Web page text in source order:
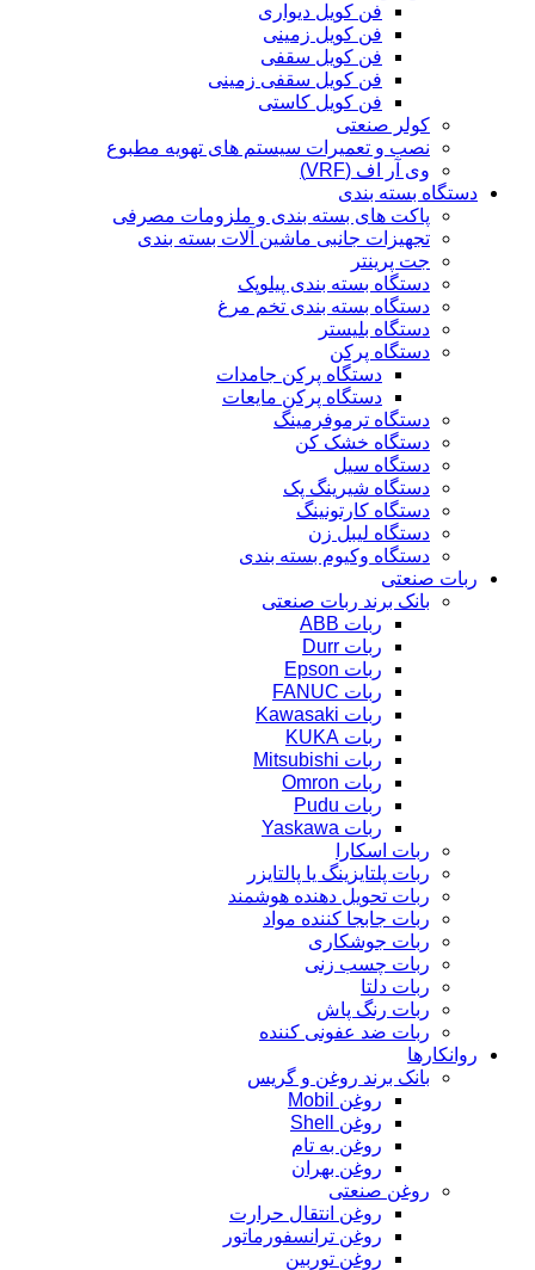
فن کویل دیواری
فن کویل زمینی
فن کویل سقفی
فن کویل سقفی زمینی
فن کویل کاستی
کولر صنعتی
نصب و تعمیرات سیستم های تهویه مطبوع
وی آر اف (VRF)
دستگاه بسته بندی
پاکت های بسته بندی و ملزومات مصرفی
تجهیزات جانبی ماشین آلات بسته بندی
جت پرینتر
دستگاه بسته بندی پیلوپک
دستگاه بسته بندی تخم مرغ
دستگاه بلیستر
دستگاه پرکن
دستگاه پرکن جامدات
دستگاه پرکن مایعات
دستگاه ترموفرمینگ
دستگاه خشک کن
دستگاه سیل
دستگاه شیرینگ پک
دستگاه کارتونینگ
دستگاه لیبل زن
دستگاه وکیوم بسته بندی
ربات صنعتی
بانک برند ربات صنعتی
ربات ABB
ربات Durr
ربات Epson
ربات FANUC
ربات Kawasaki
ربات KUKA
ربات Mitsubishi
ربات Omron
ربات Pudu
ربات Yaskawa
ربات اسکارا
ربات پلتایزینگ یا پالتایزر
ربات تحویل دهنده هوشمند
ربات جابجا کننده مواد
ربات جوشکاری
ربات چسب زنی
ربات دلتا
ربات رنگ پاش
ربات ضد عفونی کننده
روانکارها
بانک برند روغن و گریس
روغن Mobil
روغن Shell
روغن به تام
روغن بهران
روغن صنعتی
روغن انتقال حرارت
روغن ترانسفورماتور
روغن توربین